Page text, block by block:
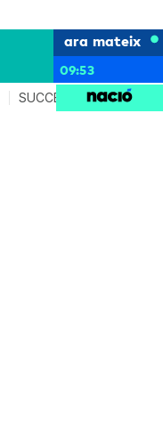
ara mateix
09:53
SUCCESSOS AGENDA